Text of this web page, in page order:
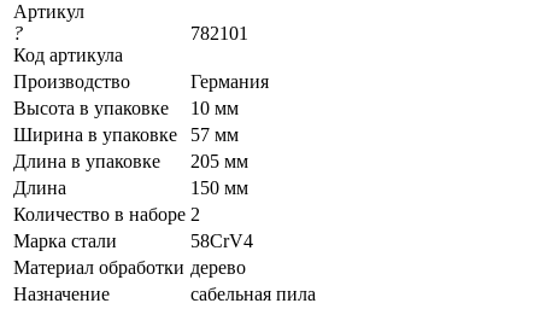
Артикул
?
Код артикула
782101
Производство
Германия
Высота в упаковке
10 мм
Ширина в упаковке
57 мм
Длина в упаковке
205 мм
Длина
150 мм
Количество в наборе 2
Марка стали
58CrV4
Материал обработки дерево
Назначение
сабельная пила